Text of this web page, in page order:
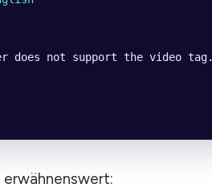
does not support the video tag.
erwähnenswert: